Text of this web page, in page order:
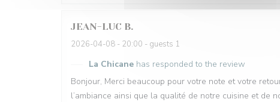
JEAN-LUC B
2026-04-08 - 20:00 - guests 1
La Chicane has responded to the review
Bonjour, Merci beaucoup pour votre note et votre
l’ambiance ainsi que la qualité de notre cuisine et de